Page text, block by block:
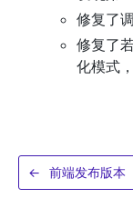
修复了
修复了
化模式
← 前端发布版本